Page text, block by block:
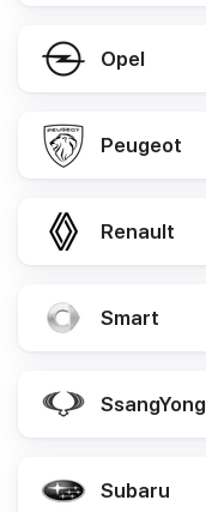
Opel
Peugeot
Renault
Smart
SsangYong
Subaru